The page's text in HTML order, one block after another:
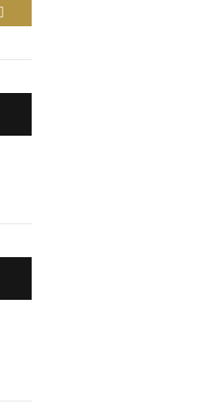
Search